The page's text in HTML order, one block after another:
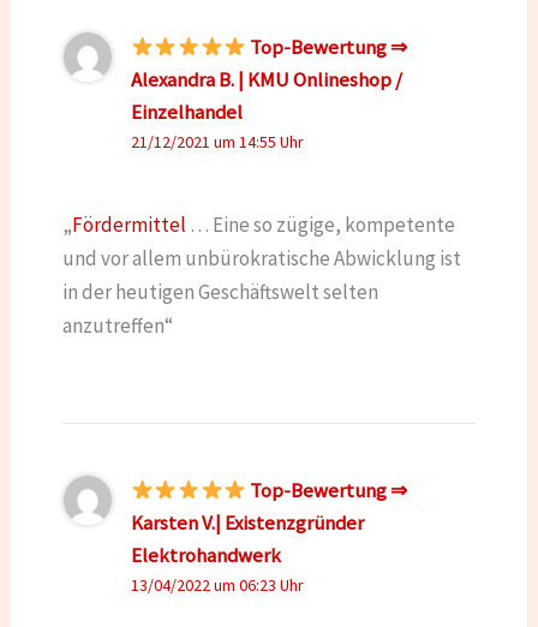
Top-Bewertung ⇒
Alexandra B. | KMU Onlineshop /
Einzelhandel
21/12/2021 um 14:55 Uhr
„Fördermittel … Eine so zügige, kompetente
und vor allem unbürokratische Abwicklung ist
in der heutigen Geschäftswelt selten
anzutreffen“
Top-Bewertung ⇒
Karsten V.| Existenzgründer
Elektrohandwerk
13/04/2022 um 06:23 Uhr